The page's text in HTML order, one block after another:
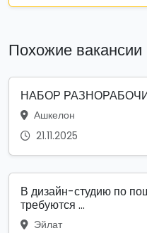
Похожие
НАБОР
Ашкелон
21.11.2025
В дизайн-студию по
требуются ...
Эйлат